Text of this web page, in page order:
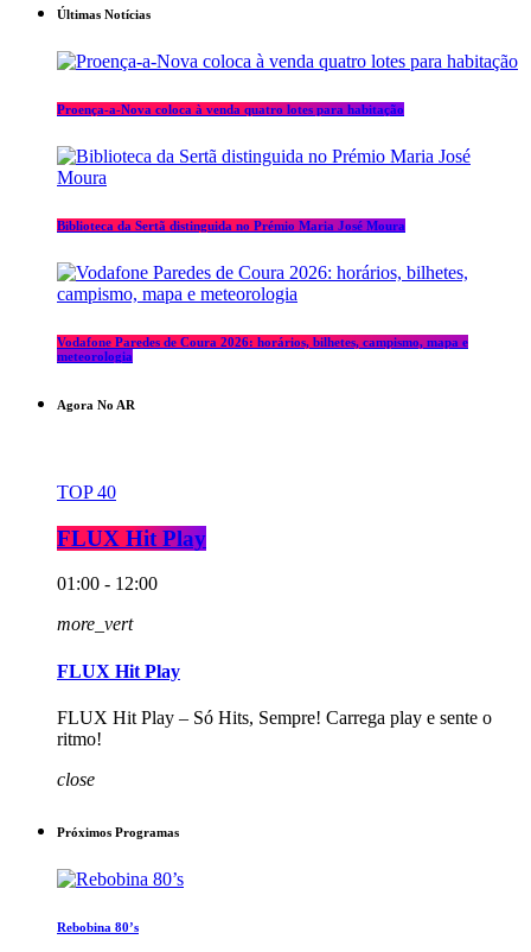
Últimas Notícias
Proença-a-Nova coloca à venda quatro lotes para habitação
Biblioteca da Sertã distinguida no Prémio Maria José Moura
Vodafone Paredes de Coura 2026: horários, bilhetes, campismo, mapa e
meteorologia
Agora No AR
TOP 40
FLUX Hit Play
01:00 - 12:00
more_vert
FLUX Hit Play
FLUX Hit Play – Só Hits, Sempre! Carrega play e sente o
ritmo!
close
Próximos Programas
Rebobina 80’s